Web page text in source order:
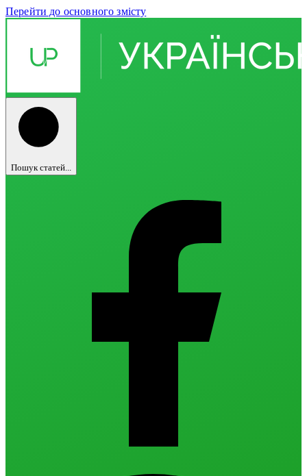
Перейти до основного змісту
Пошук статей...